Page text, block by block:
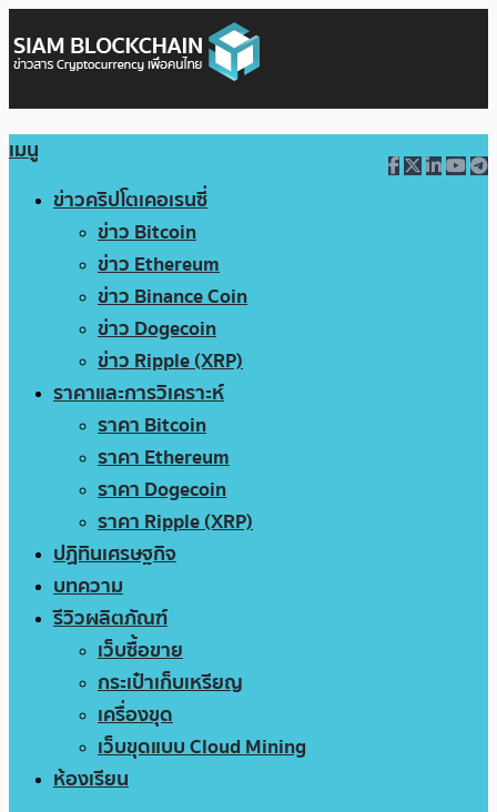
เมนู
ข่าวคริปโตเคอเรนซี่
ข่าว Bitcoin
ข่าว Ethereum
ข่าว Binance Coin
ข่าว Dogecoin
ข่าว Ripple (XRP)
ราคาและการวิเคราะห์
ราคา Bitcoin
ราคา Ethereum
ราคา Dogecoin
ราคา Ripple (XRP)
ปฏิทินเศรษฐกิจ
บทความ
รีวิวผลิตภัณฑ์
เว็บซื้อขาย
กระเป๋าเก็บเหรียญ
เครื่องขุด
เว็บขุดแบบ Cloud Mining
ห้องเรียน